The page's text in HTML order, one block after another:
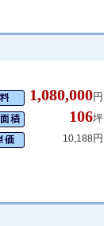
1,080,000円
106坪
10,188円